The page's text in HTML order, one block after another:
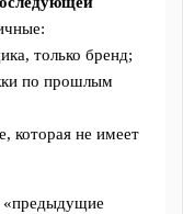
только бренд;
по прошлым
которая не имеет
«предыдущие